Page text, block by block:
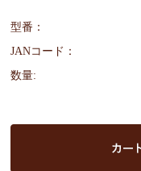
型番：
JANコード：
数量: